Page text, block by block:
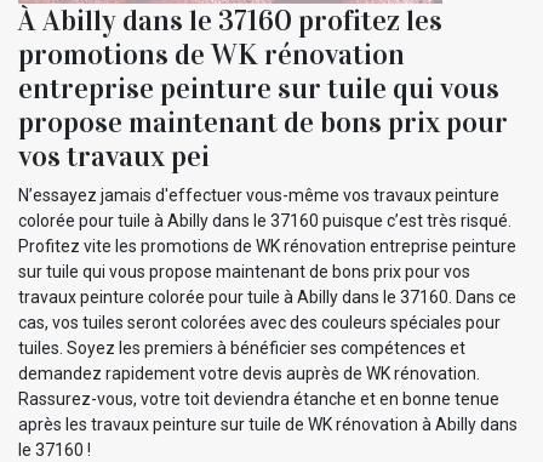
À Abilly dans le 37160 profitez les
promotions de WK rénovation
entreprise peinture sur tuile qui vous
propose maintenant de bons prix pour
vos travaux pei
N’essayez jamais d'effectuer vous-même vos travaux peinture
colorée pour tuile à Abilly dans le 37160 puisque c’est très risqué.
Profitez vite les promotions de WK rénovation entreprise peinture
sur tuile qui vous propose maintenant de bons prix pour vos
travaux peinture colorée pour tuile à Abilly dans le 37160. Dans ce
cas, vos tuiles seront colorées avec des couleurs spéciales pour
tuiles. Soyez les premiers à bénéficier ses compétences et
demandez rapidement votre devis auprès de WK rénovation.
Rassurez-vous, votre toit deviendra étanche et en bonne tenue
après les travaux peinture sur tuile de WK rénovation à Abilly dans
le 37160 !